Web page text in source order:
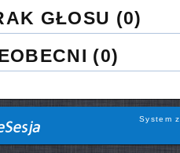
GŁOSU (0)
(0)
System